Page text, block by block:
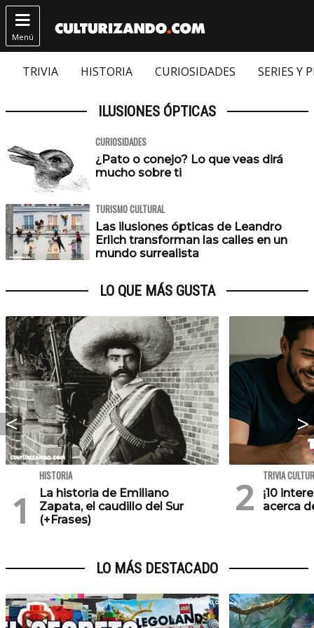

Menú
TRIVIA HISTORIA CURIOSIDADES SERIES Y
ILUSIONES ÓPTICAS
CURIOSIDADES
¿Pato o conejo? Lo que veas dirá
mucho sobre ti
TURISMO CULTURAL
Las ilusiones ópticas de Leandro
Erlich transforman las calles en un
mundo surrealista
LO QUE MÁS GUSTA
HISTORIA
La historia de Emiliano
Zapata, el caudillo del Sur
(+Frases)
TRIVIA
¡10
acerca
LO MÁS DESTACADO